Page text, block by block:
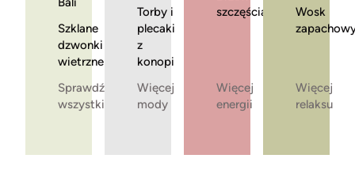
Szklane
dzwonki
wietrzne
Sprawdź
wszystkie
Torby i
plecaki
z
konopi
Więcej
mody
szczęścia
Więcej
energii
Wosk
Więcej
relaksu